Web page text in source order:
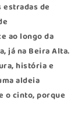
estradas de
ao longo da
já na Beira Alta.
história e
aldeia
o cinto, porque